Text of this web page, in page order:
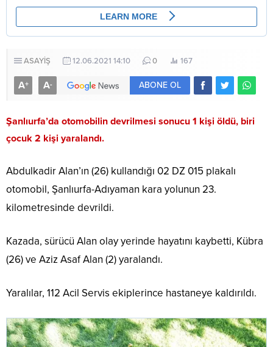
ASAYİŞ 12.06.2021 14:10 0 167
A+ A- ABONE OL
Şanlıurfa’da otomobilin devrilmesi sonucu 1 kişi öldü, biri
çocuk 2 kişi yaralandı.
Abdulkadir Alan’ın (26) kullandığı 02 DZ 015 plakalı
otomobil, Şanlıurfa-Adıyaman kara yolunun 23.
kilometresinde devrildi.
Kazada, sürücü Alan olay yerinde hayatını kaybetti, Kübra
(26) ve Aziz Asaf Alan (2) yaralandı.
Yaralılar, 112 Acil Servis ekiplerince hastaneye kaldırıldı.